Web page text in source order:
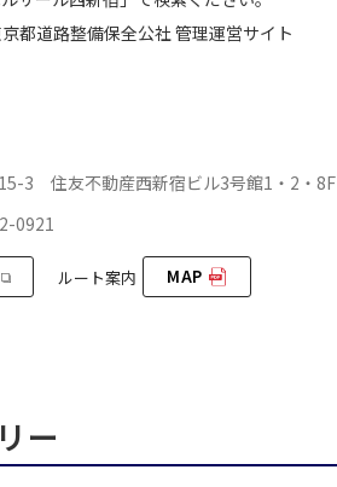
京都道路整備保全公社 管理運営サイト
3 住友不動産西新宿ビル3号館1・2・8F
0921
ルート案内 MAP
ー